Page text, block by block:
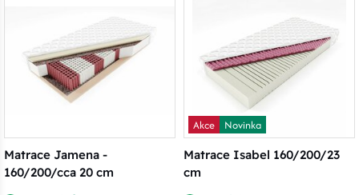
Matrace Jamena -
160/200/cca 20 cm
Akce
Novinka
Matrace Isabel 160/200/23
cm